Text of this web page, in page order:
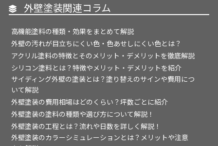
外壁塗装関連コラム
高機能塗料の種類・効果をまとめて解説
外壁の汚れが目立ちにくい色・色あせしにくい色とは？
アクリル塗料の特徴とそのメリット・デメリットを徹底解説
シリコン塗料とは？特徴やメリット・デメリットを紹介
サイディング外壁の塗装とは？塗り替えのサインや費用につ
いて解説
外壁塗装の費用相場はどのくらい？坪数ごとに紹介
外壁塗装の塗料の種類や選び方について解説！
外壁塗装の工程とは？流れや日数を詳しく解説！
外壁塗装のカラーシミュレーションとは？メリットや注意